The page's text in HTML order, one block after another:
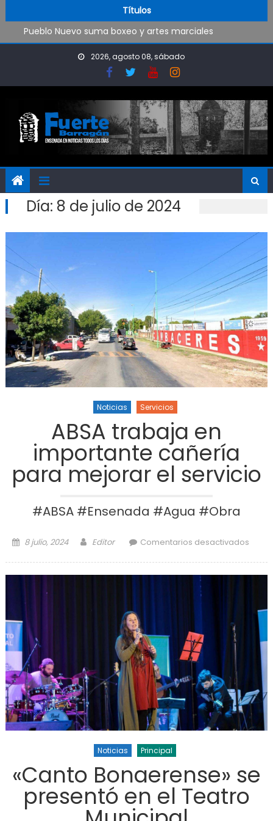
Títulos
Trabajos de mantenimiento y mejoras en la Isla Santiago
Pueblo Nuevo suma boxeo y artes marciales
OPINIÓN: ¿Hasta cuándo vamos a soportar todo esto?
El Rojo juega este sábado en Ensenada y necesita ganar
2026, agosto 08, sábado
Día: 8 de julio de 2024
Noticias Servicios
ABSA trabaja en
importante cañería
para mejorar el servicio
#ABSA #Ensenada #Agua #Obra
Posted on
8 julio, 2024 Author
Editor Comentarios desactivados
Noticias Principal
«Canto Bonaerense» se
presentó en el Teatro